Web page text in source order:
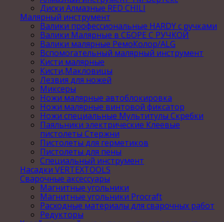
Диски Алмазные RED CHILI
Малярный инструмент
Валики профессиональные HARDY с ручками
Валики Малярные в СБОРЕ С РУЧКОЙ
Валики малярные РемоКолор/ALG
Вспомогательный малярный инструмент
Кисти малярные
Кисти,Макловицы
Лезвия для ножей
Миксеры
Ножи малярные автоблокировка
Ножи малярные винтовой фиксатор
Ножи специальные Мультитулы Скребки
Паяльники электрические Клеевые
пистолеты Стержни
Пистолеты для герметиков
Пистолеты для пены
Специальный инструмент
Насадки VERTEXTOOLS
Сварочные аксессуары
Магнитные угольники
Магнитные угольники Procraft
Расходные материалы для сварочных работ
Редукторы